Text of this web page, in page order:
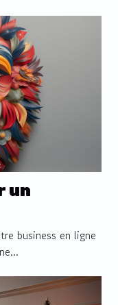
un
business en ligne